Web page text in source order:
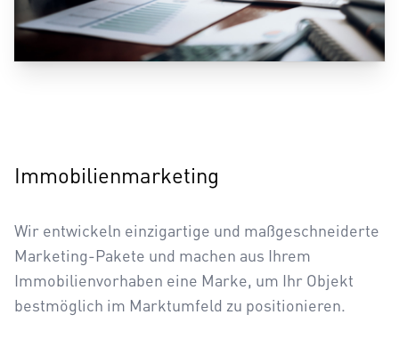
Immobilienmarketing
Wir entwickeln einzigartige und maßgeschneiderte
Marketing-Pakete und machen aus Ihrem
Immobilienvorhaben eine Marke, um Ihr Objekt
bestmöglich im Marktumfeld zu positionieren.